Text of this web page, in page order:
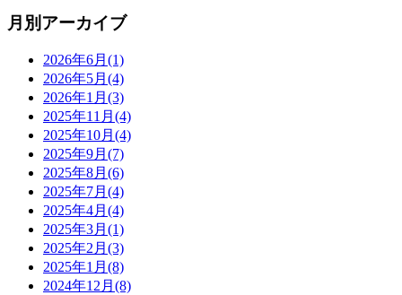
月別アーカイブ
2026年6月(1)
2026年5月(4)
2026年1月(3)
2025年11月(4)
2025年10月(4)
2025年9月(7)
2025年8月(6)
2025年7月(4)
2025年4月(4)
2025年3月(1)
2025年2月(3)
2025年1月(8)
2024年12月(8)